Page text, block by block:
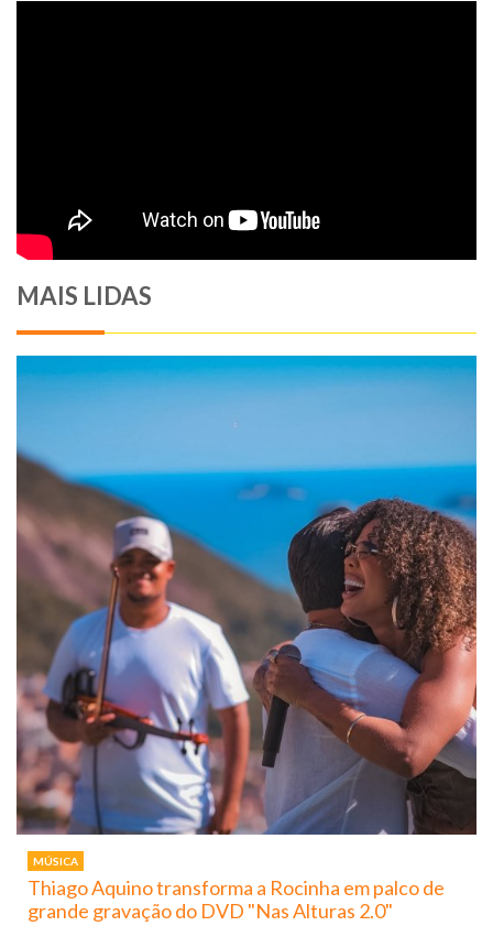
MAIS LIDAS
MÚSICA
Thiago Aquino transforma a Rocinha em palco de
grande gravação do DVD "Nas Alturas 2.0"